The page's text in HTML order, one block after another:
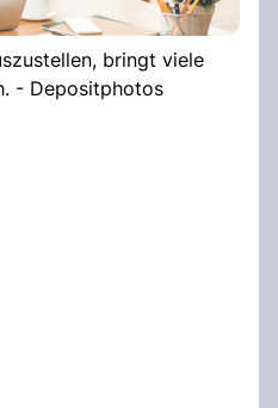
bringt viele
- Depositphotos